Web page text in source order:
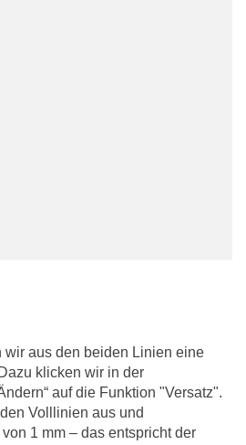
wir aus den beiden Linien eine
klicken wir in der
auf die Funktion "Versatz".
Volllinien aus und
1 mm – das entspricht der